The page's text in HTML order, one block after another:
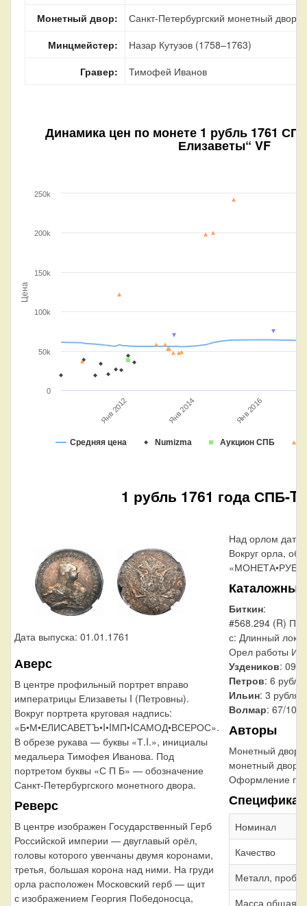
Монетный двор:
Санкт-Петербургский монетный двор,
Минцмейстер:
Назар Кутузов (1758–1763)
Гравер:
Тимофей Иванов
Динамика цен по монете 1 рубль 1761
Елизаветы“ VF
Цена
Средняя цена Numizma Аукцион СПБ
Янв 2012 Янв 2014 Янв 2016
0
50k
100k
150k
200k
250k
1 рубль 1761 года СПБ-
Дата выпуска: 01.01.1761
Аверс
В центре профильный портрет вправо
императрицы Елизаветы I (Петровны).
Вокруг портрета круговая надпись:
«Б•М•ЕЛИСАВЕТЪ•I•IМП•IСАМОД•ВСЕРОС».
В обрезе рукава — буквы «Т.I.», инициалы
медальера Тимофея Иванова. Под
портретом буквы «С П Б» — обозначение
Санкт-Петербургского монетного двора.
Реверс
В центре изображен Государственный Герб
Российской империи — двуглавый орёл,
головы которого увенчаны двумя коронами,
третья, большая корона над ними. На груди
орла расположен Московский герб — щит
с изображением Георгия Победоносца,
Над орлом дата
Вокруг орла,
Биткин:
#568.294 (R)
с: Длинный
Орел работы
Уздеников:
Петров: 6
Ильин: 3 рубля
Волмар: 67/10
Авторы
Монетный двор:
монетный двор
Оформление
Номинал
Качество
Металл, проба
Масса общая